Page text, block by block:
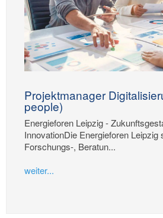
Projektmanager
people)
Energieforen Leipzig -
InnovationDie Energieforen Leipzig
Forschungs-, Beratun...
weiter...